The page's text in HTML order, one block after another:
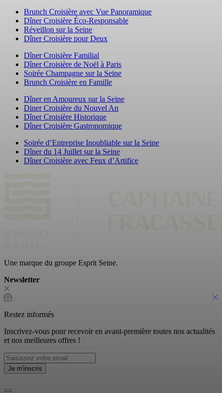
Brunch Croisière avec Vue Panoramique
Dîner Croisière Éco-Responsable
Réveillon sur la Seine
Dîner Croisière pour Deux
Dîner Croisière Familial
Dîner Croisière de Noël à Paris
Soirée Champagne sur la Seine
Brunch Croisière en Famille
Dîner en Amoureux sur la Seine
Diner Croisière du Nouvel An
Dîner Croisière Historique
Dîner Croisière Gastronomique
Soirée d’Entreprise Inoubliable sur la Seine
Dîner du 14 Juillet sur la Seine
Dîner Croisière avec Feux d’Artifice
Une marque du groupe Esprit Seine.
Newsletter
Restez informés
Inscrivez-vous pour recevoir en avant-première toutes nos actualités
et nos meilleures offres !